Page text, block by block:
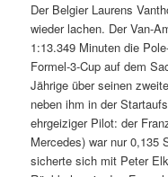
Der Belgier Laurens
wieder lachen. Der Van-
1:13.349 Minuten die
Formel-3-Cup auf dem
Jährige über seinen
neben ihm in der
ehrgeiziger Pilot: der
Mercedes) war nur 0,135
sicherte sich mit Peter